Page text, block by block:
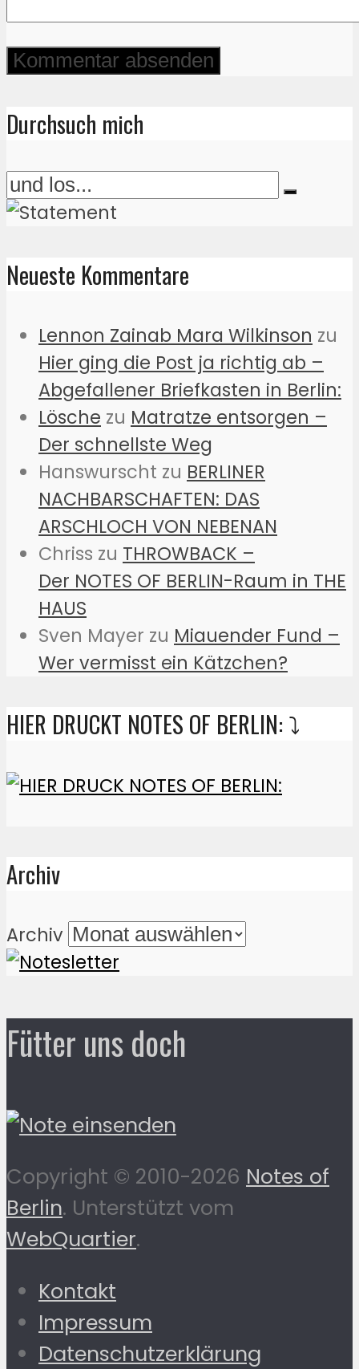
Durchsuch mich
Neueste Kommentare
Lennon Zainab Mara Wilkinson zu
Hier ging die Post ja richtig ab –
Abgefallener Briefkasten in Berlin:
Lösche zu Matratze entsorgen –
Der schnellste Weg
Hanswurscht zu BERLINER
NACHBARSCHAFTEN: DAS
ARSCHLOCH VON NEBENAN
Chriss zu THROWBACK –
Der NOTES OF BERLIN-Raum in THE
HAUS
Sven Mayer zu Miauender Fund –
Wer vermisst ein Kätzchen?
HIER DRUCKT NOTES OF BERLIN: ⤵️
Archiv
Archiv
Fütter uns doch
Copyright © 2010-2026 Notes of
Berlin. Unterstützt vom
WebQuartier.
Kontakt
Impressum
Datenschutzerklärung